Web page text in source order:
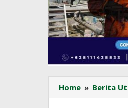
Home » Berita